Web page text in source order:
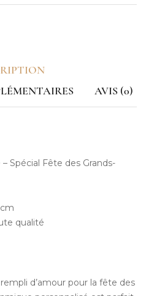
AVIS (0)
Spécial Fête des Grands-
qualité
d’amour pour la fête des